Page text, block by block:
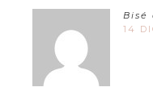
Bisé
14